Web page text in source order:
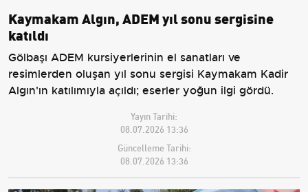
Kaymakam Algın, ADEM yıl sonu sergisine
katıldı
Gölbaşı ADEM kursiyerlerinin el sanatları ve
resimlerden oluşan yıl sonu sergisi Kaymakam Kadir
Algın'ın katılımıyla açıldı; eserler yoğun ilgi gördü.
Yayın Tarihi:
08.07.2026 13:36
Güncelleme Tarihi:
08.07.2026 13:36